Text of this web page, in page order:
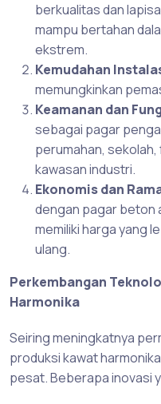
berkualitas dan
mampu bertahan
ekstrem.
Kemudahan
memungkinkan
Keamanan dan
sebagai pagar
perumahan,
kawasan industri.
Ekonomis dan
dengan pagar beton
memiliki harga yang
ulang.
Perkembangan
Harmonika
Seiring meningkatnya
produksi kawat
pesat. Beberapa inovasi